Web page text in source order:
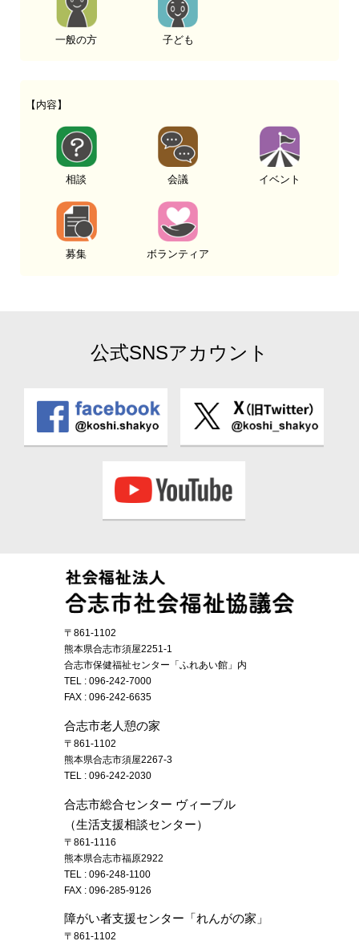
一般の方 子ども
【内容】
相談 会議 イベント
募集 ボランティア
公式SNSアカウント
〒861-1102
熊本県合志市須屋2251-1
合志市保健福祉センター「ふれあい館」内
TEL : 096-242-7000
FAX : 096-242-6635
合志市老人憩の家
〒861-1102
熊本県合志市須屋2267-3
TEL : 096-242-2030
合志市総合センター ヴィーブル
（生活支援相談センター）
〒861-1116
熊本県合志市福原2922
TEL : 096-248-1100
FAX : 096-285-9126
障がい者支援センター「れんがの家」
〒861-1102